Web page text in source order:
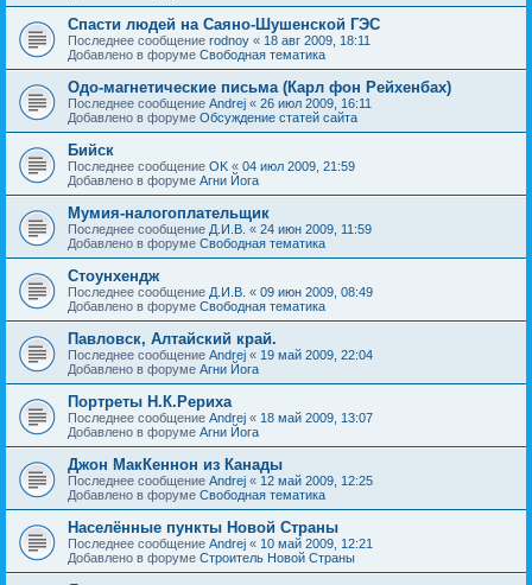
Спасти людей на Саяно-Шушенской ГЭС
Последнее сообщение rodnoy « 18 авг 2009, 18:11
Добавлено в форуме Свободная тематика
Одо-магнетические письма (Карл фон Рейхенбах)
Последнее сообщение Andrej « 26 июл 2009, 16:11
Добавлено в форуме Обсуждение статей сайта
Бийск
Последнее сообщение OK « 04 июл 2009, 21:59
Добавлено в форуме Агни Йога
Мумия-налогоплательщик
Последнее сообщение Д.И.В. « 24 июн 2009, 11:59
Добавлено в форуме Свободная тематика
Стоунхендж
Последнее сообщение Д.И.В. « 09 июн 2009, 08:49
Добавлено в форуме Свободная тематика
Павловск, Алтайский край.
Последнее сообщение Andrej « 19 май 2009, 22:04
Добавлено в форуме Агни Йога
Портреты Н.К.Рериха
Последнее сообщение Andrej « 18 май 2009, 13:07
Добавлено в форуме Агни Йога
Джон МакКеннон из Канады
Последнее сообщение Andrej « 12 май 2009, 12:25
Добавлено в форуме Свободная тематика
Населённые пункты Новой Страны
Последнее сообщение Andrej « 10 май 2009, 12:21
Добавлено в форуме Строитель Новой Страны